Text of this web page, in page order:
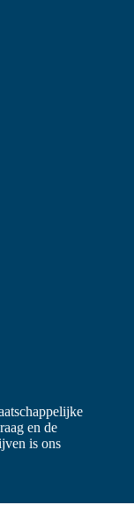
en de
is ons